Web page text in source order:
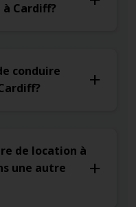
Cardiff?
conduire
de location à
une autre